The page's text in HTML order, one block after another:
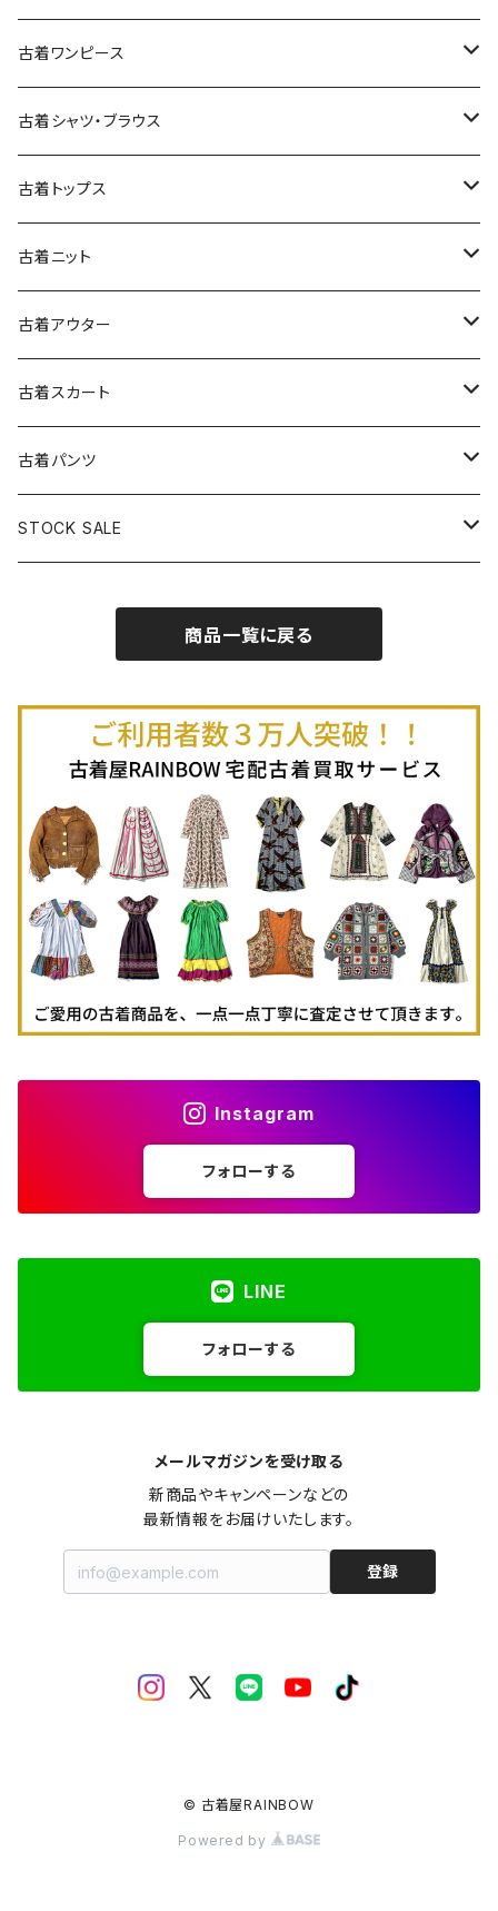
古着ワンピース
古着長袖ワンピース
古着半袖ワンピース
古着ノースリーブワンピース
古着キャミソールワンピース
古着ベアトップワンピース
古着オールインワン
古着オーバーオール
古着シャツ・ブラウス
古着長袖シャツ・ブラウス
古着半袖シャツ・ブラウス
古着ノースリーブシャツ・ブラウス
古着トップス
古着スウェット&パーカー
古着スウェット
古着パーカー
古着プルオーバー
古着長袖プルオーバー
古着半袖プルオーバー
古着Ｔシャツ
古着長袖Ｔシャツ
古着半袖Ｔシャツ
古着ベスト
古着キャミソール
古着ポロシャツ
古着長袖ポロシャツ
古着スウェット
古着パーカー
古着タンクトップ
古着ニット
古着セーター
古着カーディガン
古着半袖ニット
古着ニットアウター
古着アウター
古着ライトジャケット
古着ライトコート
古着ヘビージャケット
古着羽織り
古着スカート
古着ロング丈スカート (丈76cm-)
古着膝丈スカート (丈56-75cm)
古着ミニ丈スカート (丈56-75cm)
古着パンツ
古着ロング丈パンツ
STOCK SALE
Autumn / Winter
商品一覧に戻る
Instagram
フォローする
LINE
フォローする
メールマガジンを受け取る
新商品やキャンペーンなどの
最新情報をお届けいたします。
登録
© 古着屋RAINBOW
Powered by